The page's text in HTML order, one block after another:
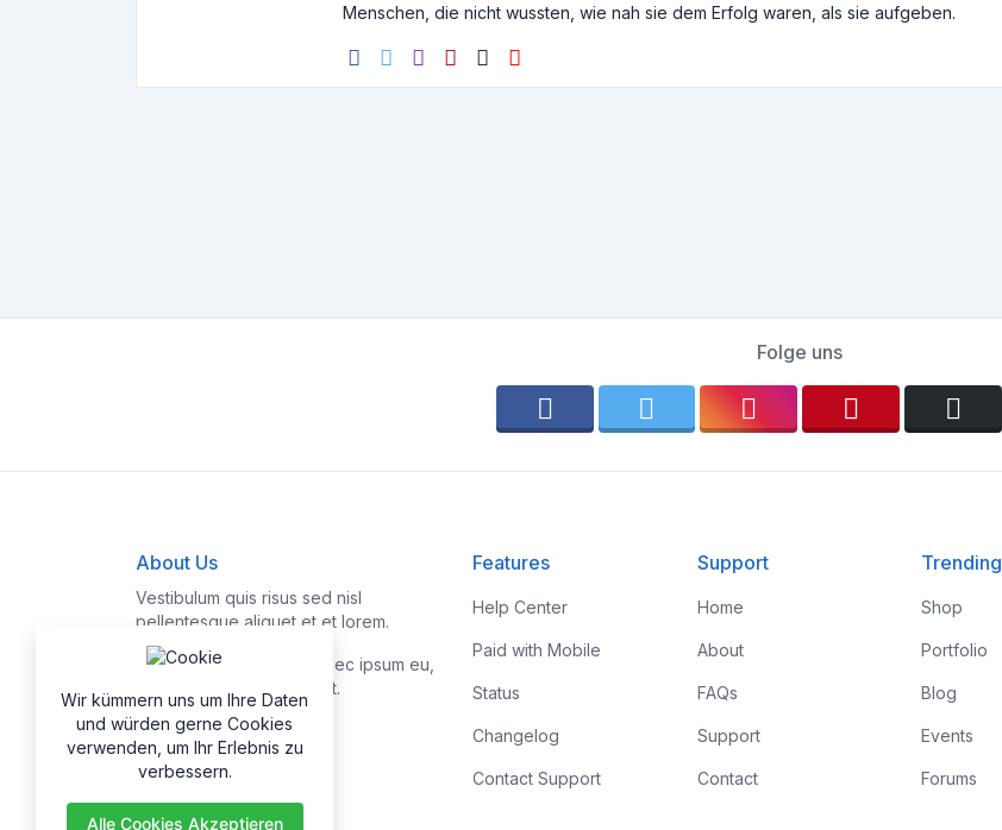
Menschen, die nicht wussten, wie nah sie dem Erfolg waren, als sie aufgeben.
Folge uns
About Us
Vestibulum quis risus sed nisl
pellentesque aliquet et et lorem.
Fusce nibh nisl, gravida nec ipsum eu,
feugiat condimentum velit.
Features
Help Center
Paid with Mobile
Status
Changelog
Contact Support
Support
Home
About
FAQs
Support
Contact
Trending
Shop
Portfolio
Blog
Events
Forums
Wir kümmern uns um Ihre Daten
und würden gerne Cookies
verwenden, um Ihr Erlebnis zu
verbessern.
Alle Cookies Akzeptieren